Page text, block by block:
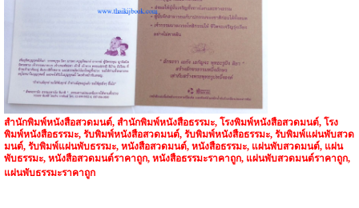
สำนักพิมพ์หนังสือสวดมนต์, สำนักพิมพ์หนังสือธรรมะ, โรงพิมพ์หนังสือสวดมนต์, โรง
พิมพ์หนังสือธรรมะ, รับพิมพ์หนังสือสวดมนต์, รับพิมพ์หนังสือธรรมะ, รับพิมพ์แผ่นพับสวด
มนต์, รับพิมพ์แผ่นพับธรรมะ, หนังสือสวดมนต์, หนังสือธรรมะ, แผ่นพับสวดมนต์, แผ่น
พับธรรมะ, หนังสือสวดมนต์ราคาถูก, หนังสือธรรมะราคาถูก, แผ่นพับสวดมนต์ราคาถูก,
แผ่นพับธรรมะราคาถูก